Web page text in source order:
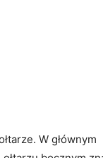
W głównym